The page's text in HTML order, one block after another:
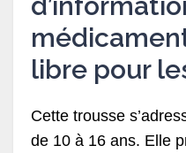
libre pour
Cette trousse
de 10 à 16 ans. Elle